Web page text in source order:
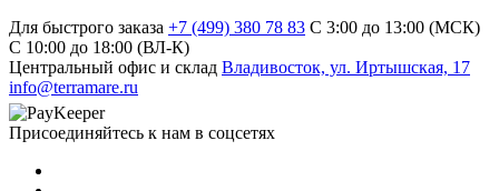
Для быстрого заказа +7 (499) 380 78 83 С 3:00 до 13:00 (МСК)
C 10:00 до 18:00 (ВЛ-К)
Центральный офис и склад Владивосток, ул. Иртышская, 17
info@terramare.ru
Присоединяйтесь к нам в соцсетях